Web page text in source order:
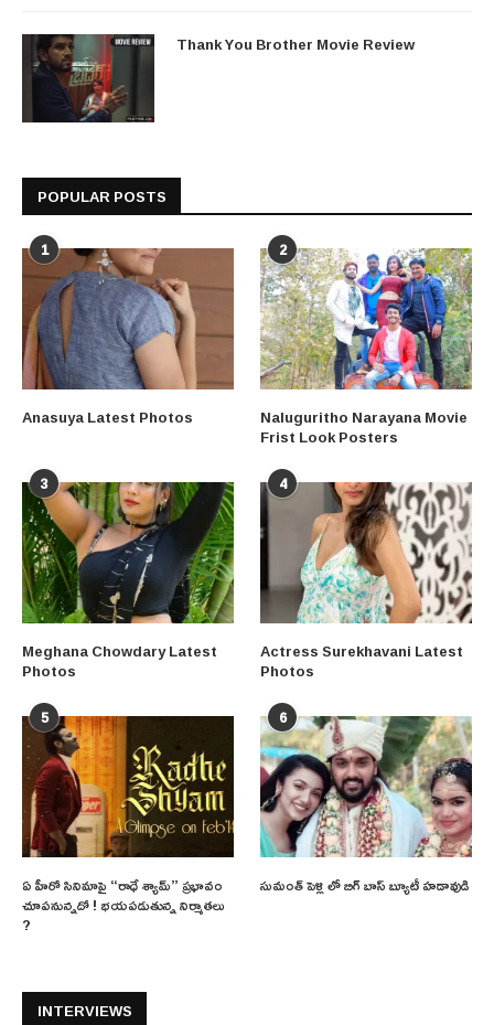
Thank You Brother Movie Review
POPULAR POSTS
1
Anasuya Latest Photos
2
Naluguritho Narayana Movie
Frist Look Posters
3
Meghana Chowdary Latest
Photos
4
Actress Surekhavani Latest
Photos
5
ఏ హీరో సినిమాపై “రాధే శ్యామ్” ప్రభావం
చూపనున్నదో ! భయపడుతున్న నిర్మాతలు
?
6
సుమంత్ పెళ్లి లో బిగ్ బాస్ బ్యూటీ హడావుడి
INTERVIEWS